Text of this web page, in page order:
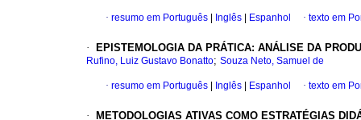
· resumo em Português Inglês Espanhol · texto em
· EPISTEMOLOGIA DA PRÁTICA: ANÁLISE DA
Rufino, Luiz Gustavo Bonatto; Souza Neto, Samuel de
· resumo em Português Inglês Espanhol · texto em
· METODOLOGIAS ATIVAS COMO ESTRATÉGIAS